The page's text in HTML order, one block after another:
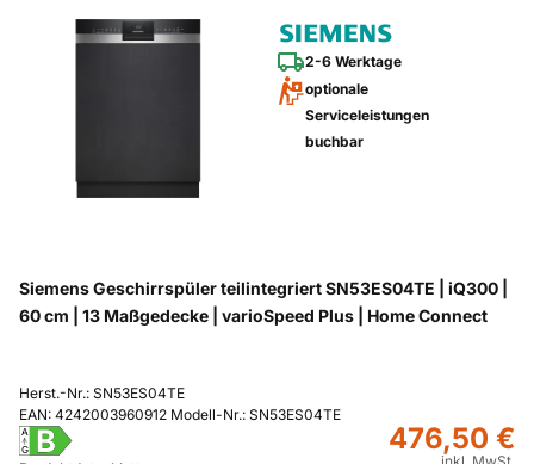
2-6 Werktage
optionale
Serviceleistungen
buchbar
Siemens Geschirrspüler teilintegriert SN53ES04TE | iQ300 |
60 cm | 13 Maßgedecke | varioSpeed Plus | Home Connect
Herst.-Nr.: SN53ES04TE
EAN: 4242003960912 Modell-Nr.: SN53ES04TE
A
G B 476,50 €